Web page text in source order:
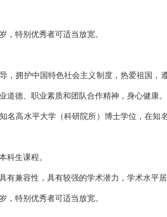
，特别优秀者可适当放宽。
，拥护中国特色社会主义制度，热爱祖国，
道德、职业素质和团队合作精神，身心健康。
名高水平大学（科研院所）博士学位，在知
科生课程。
有兼容性，具有较强的学术潜力，学术水平
，特别优秀者可适当放宽。